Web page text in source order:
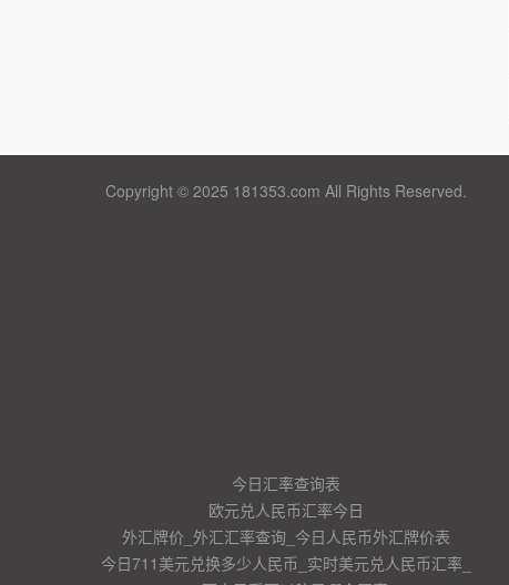
Copyright © 2025 181353.com All Rights Reserved.
今日汇率查询表
欧元兑人民币汇率今日
外汇牌价_外汇汇率查询_今日人民币外汇牌价表
今日711美元兑换多少人民币_实时美元兑人民币汇率_